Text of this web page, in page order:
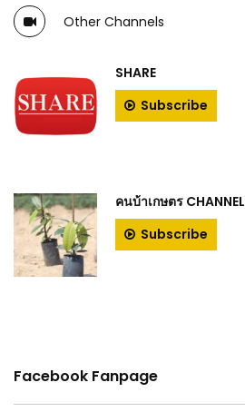
Other Channels
SHARE
Subscribe
คนบ้าเกษตร CHANNEL
Subscribe
Facebook Fanpage